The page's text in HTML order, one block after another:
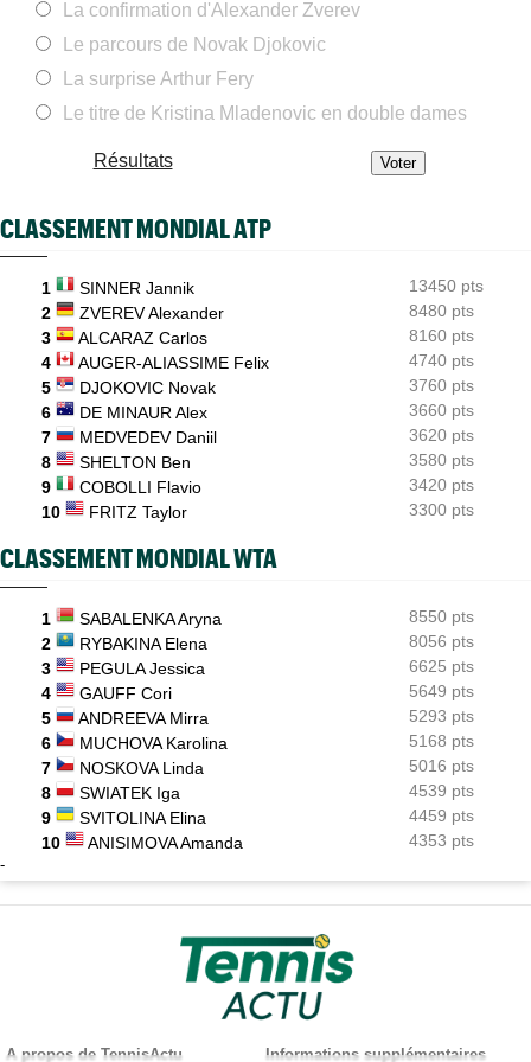
Comme Carlos Alcaraz, Holger Rune a renoncé à Cincinnati
WTA - Toronto
Rybakina, Andreeva, Osaka, Gauff... horaires et diffusion TV
WTA - Toronto
Jelena Ostapenko dénonce les messages d'insultes et de
ATP - Montréal
16:22
ATP - Montréal
Daniil Medvedev après son échec : "Un véritable désastre"
La confirmation d'Alexander Zverev
Le parcours de Novak Djokovic
La surprise Arthur Fery
Le titre de Kristina Mladenovic en double dames
Résultats
CLASSEMENT MONDIAL ATP
1 SINNER Jannik
13450 pts
2
ZVEREV Alexander
8480 pts
3
ALCARAZ Carlos
8160 pts
4
AUGER-ALIASSIME Felix
4740 pts
5
DJOKOVIC Novak
3760 pts
6
DE MINAUR Alex
3660 pts
7
MEDVEDEV Daniil
3620 pts
8
SHELTON Ben
3580 pts
9
COBOLLI Flavio
3420 pts
10
FRITZ Taylor 3300 pts
CLASSEMENT MONDIAL WTA
1 SABALENKA Aryna
8550 pts
2
RYBAKINA Elena
8056 pts
3
PEGULA Jessica
6625 pts
4
GAUFF Cori
5649 pts
5
ANDREEVA Mirra
5293 pts
6
MUCHOVA Karolina
5168 pts
7
NOSKOVA Linda
5016 pts
8
SWIATEK Iga
4539 pts
9
SVITOLINA Elina
4459 pts
10
ANISIMOVA Amanda 4353 pts
-
A propos de TennisActu Informations supplémentaires